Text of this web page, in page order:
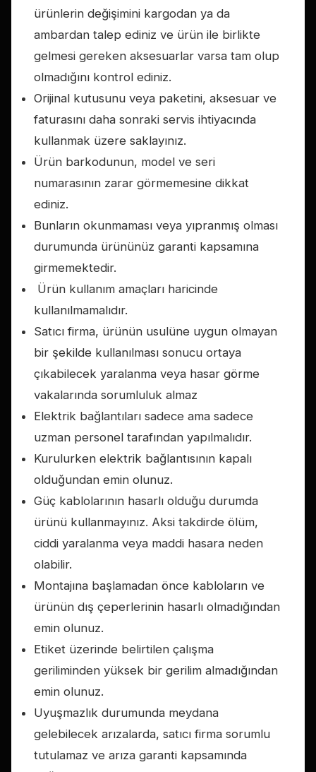
ürünlerin değişimini kargodan ya da
ambardan talep ediniz ve ürün ile birlikte
gelmesi gereken aksesuarlar varsa tam olup
olmadığını kontrol ediniz.
Orijinal kutusunu veya paketini, aksesuar ve
faturasını daha sonraki servis ihtiyacında
kullanmak üzere saklayınız.
Ürün barkodunun, model ve seri
numarasının zarar görmemesine dikkat
ediniz.
Bunların okunmaması veya yıpranmış olması
durumunda ürününüz garanti kapsamına
girmemektedir.
Ürün kullanım amaçları haricinde
kullanılmamalıdır.
Satıcı firma, ürünün usulüne uygun olmayan
bir şekilde kullanılması sonucu ortaya
çıkabilecek yaralanma veya hasar görme
vakalarında sorumluluk almaz
Elektrik bağlantıları sadece ama sadece
uzman personel tarafından yapılmalıdır.
Kurulurken elektrik bağlantısının kapalı
olduğundan emin olunuz.
Güç kablolarının hasarlı olduğu durumda
ürünü kullanmayınız. Aksi takdirde ölüm,
ciddi yaralanma veya maddi hasara neden
olabilir.
Montajına başlamadan önce kabloların ve
ürünün dış çeperlerinin hasarlı olmadığından
emin olunuz.
Etiket üzerinde belirtilen çalışma
geriliminden yüksek bir gerilim almadığından
emin olunuz.
Uyuşmazlık durumunda meydana
gelebilecek arızalarda, satıcı firma sorumlu
tutulamaz ve arıza garanti kapsamında